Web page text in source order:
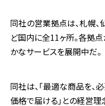
同社の営業拠点は、札幌、
ど国内に全11ヶ所。各拠
かなサービスを展開中だ。
同社は、「最適な商品を、
価格で届ける」との経営理